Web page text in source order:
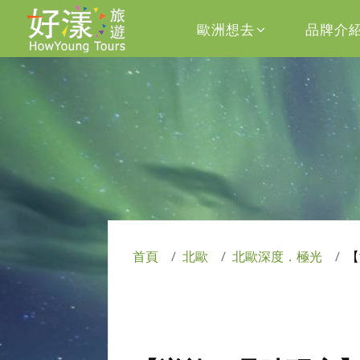
歐洲想去 品牌介
首頁 北歐 北歐深度．極光